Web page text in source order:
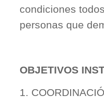
condiciones
personas que
OBJETIVOS
1.